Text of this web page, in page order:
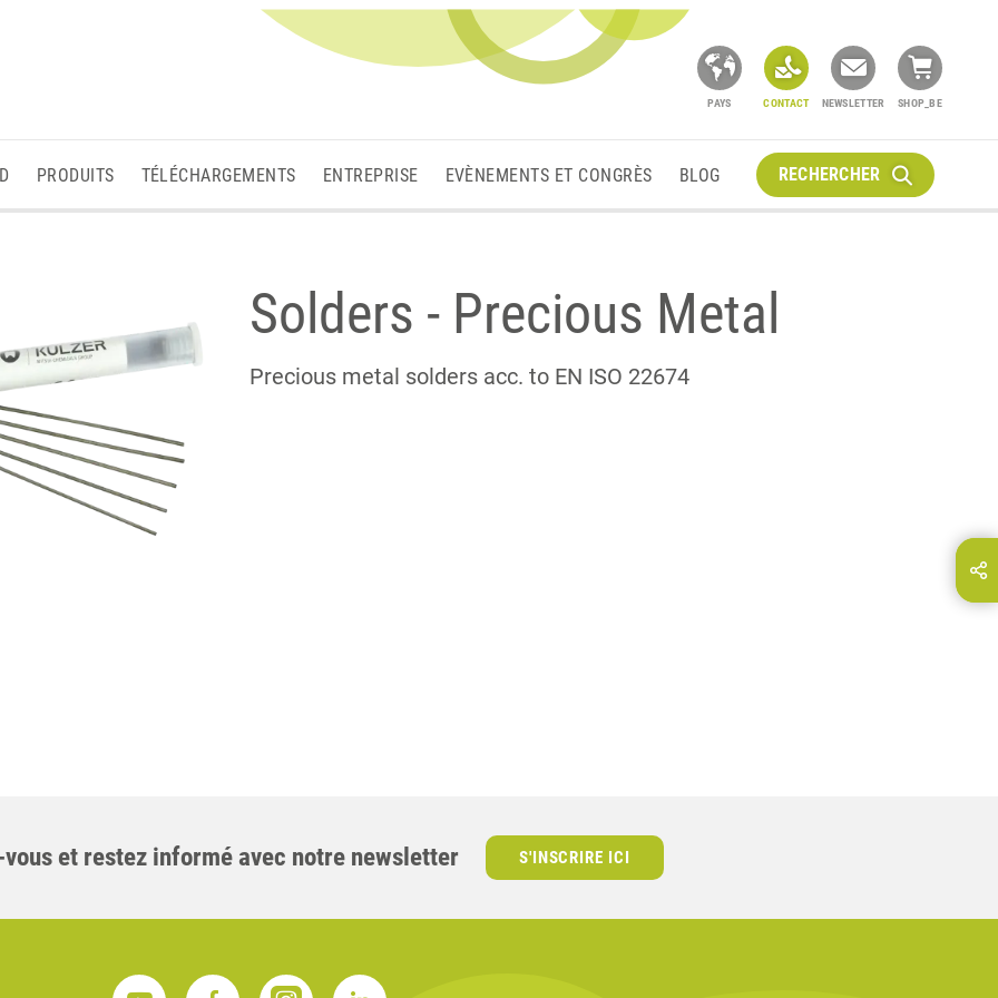
PAYS CONTACT NEWSLETTER SHOP_BE
PRODUITS TÉLÉCHARGEMENTS ENTREPRISE EVÈNEMENTS ET CONGRÈS BLOG RECHERCHER
Solders - Precious Metal
Precious metal solders acc. to EN ISO 22674
et restez informé avec notre newsletter S'INSCRIRE ICI